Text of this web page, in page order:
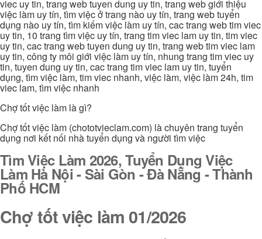
viec uy tin, trang web tuyen dung uy tin, trang web giới thiệu
việc làm uy tín, tìm việc ở trang nào uy tín, trang web tuyển
dụng nào uy tín, tìm kiếm việc làm uy tín, cac trang web tim viec
uy tin, 10 trang tìm việc uy tín, trang tim viec lam uy tin, tim viec
uy tin, cac trang web tuyen dung uy tin, trang web tim viec lam
uy tin, công ty môi giới việc làm uy tín, nhung trang tim viec uy
tin, tuyen dung uy tin, cac trang tim viec lam uy tin, tuyển
dụng, tìm việc làm, tim viec nhanh, việc làm, việc làm 24h, tim
viec lam, tìm việc nhanh
Chợ tốt việc làm là gì?
Chợ tốt việc làm (chototvieclam.com) là chuyên trang tuyển
dụng nơi kết nối nhà tuyển dụng và người tìm việc
Tìm Việc Làm 2026, Tuyển Dụng Việc
Làm Hà Nội - Sài Gòn - Đà Nẵng - Thành
Phố HCM
Chợ tốt việc làm 01/2026